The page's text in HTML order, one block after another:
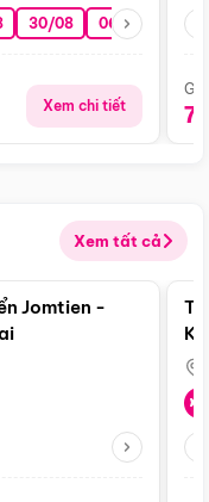
30/08 06/09 13/09
Xem chi tiết
Xem tất cả
Điểm nổi bật
Jomtien -